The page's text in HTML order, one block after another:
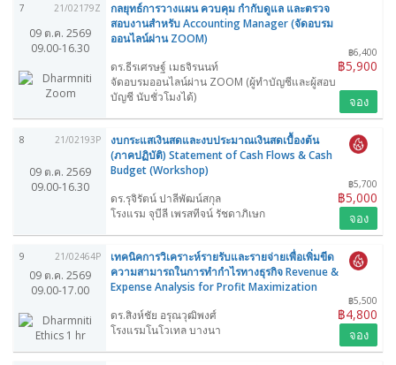
7 21/02179Z
09 ต.ค. 2569
09.00-16.30
กลยุทธ์การวางแผน ควบคุม กำกับดูแล และตรวจ
สอบงานสำหรับ Accounting Manager (จัดอบรม
ออนไลน์ผ่าน ZOOM)
฿6,400
฿5,900
ดร.ธีรเศรษฐ์ เมธจิรนนท์
จัดอบรมออนไลน์ผ่าน ZOOM (ผู้ทำบัญชีและผู้สอบ
บัญชี นับชั่วโมงได้)
จอง
8 21/02193P
09 ต.ค. 2569
09.00-16.30
งบกระแสเงินสดและงบประมาณเงินสดเบื้องต้น
(ภาคปฏิบัติ) Statement of Cash Flows & Cash
Budget (Workshop)
฿5,700
฿5,000
ดร.รุจิรัตน์ ปาลีพัฒน์สกุล
โรงแรม จุบีลี เพรสทีจน์ รัชดาภิเษก
จอง
9 21/02464P
09 ต.ค. 2569
09.00-17.00
เทคนิคการวิเคราะห์รายรับและรายจ่ายเพื่อเพิ่มขีด
ความสามารถในการทำกำไรทางธุรกิจ Revenue &
Expense Analysis for Profit Maximization
฿5,500
฿4,800
ดร.สิงห์ชัย อรุณวุฒิพงศ์
โรงแรมโนโวเทล บางนา
จอง